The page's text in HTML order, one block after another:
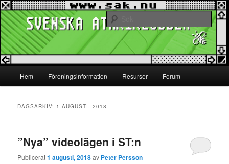
Hoppa
till
primärt
innehåll
Hoppa
till
sekundärt
innehållSvenska Atariklubben
www.sak.nu
Sök
Hem Föreningsinformation Resurser Forum
DAGSARKIV: 1 AUGUSTI, 2018
”Nya” videolägen i ST:n
Publicerat1 augusti, 2018av Peter Persson